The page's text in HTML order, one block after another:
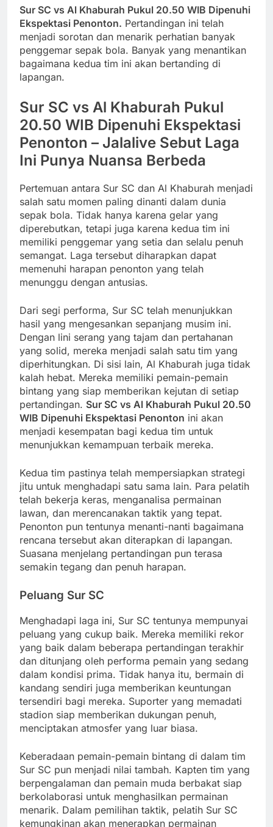
Sur SC vs Al Khaburah Pukul 20.50 WIB Dipenuhi
Ekspektasi Penonton. Pertandingan ini telah
menjadi sorotan dan menarik perhatian banyak
penggemar sepak bola. Banyak yang menantikan
bagaimana kedua tim ini akan bertanding di
lapangan.
Sur SC vs Al Khaburah Pukul
20.50 WIB Dipenuhi Ekspektasi
Penonton – Jalalive Sebut Laga
Ini Punya Nuansa Berbeda
Pertemuan antara Sur SC dan Al Khaburah menjadi
salah satu momen paling dinanti dalam dunia
sepak bola. Tidak hanya karena gelar yang
diperebutkan, tetapi juga karena kedua tim ini
memiliki penggemar yang setia dan selalu penuh
semangat. Laga tersebut diharapkan dapat
memenuhi harapan penonton yang telah
menunggu dengan antusias.
Dari segi performa, Sur SC telah menunjukkan
hasil yang mengesankan sepanjang musim ini.
Dengan lini serang yang tajam dan pertahanan
yang solid, mereka menjadi salah satu tim yang
diperhitungkan. Di sisi lain, Al Khaburah juga tidak
kalah hebat. Mereka memiliki pemain-pemain
bintang yang siap memberikan kejutan di setiap
pertandingan. Sur SC vs Al Khaburah Pukul 20.50
WIB Dipenuhi Ekspektasi Penonton ini akan
menjadi kesempatan bagi kedua tim untuk
menunjukkan kemampuan terbaik mereka.
Kedua tim pastinya telah mempersiapkan strategi
jitu untuk menghadapi satu sama lain. Para pelatih
telah bekerja keras, menganalisa permainan
lawan, dan merencanakan taktik yang tepat.
Penonton pun tentunya menanti-nanti bagaimana
rencana tersebut akan diterapkan di lapangan.
Suasana menjelang pertandingan pun terasa
semakin tegang dan penuh harapan.
Peluang Sur SC
Menghadapi laga ini, Sur SC tentunya mempunyai
peluang yang cukup baik. Mereka memiliki rekor
yang baik dalam beberapa pertandingan terakhir
dan ditunjang oleh performa pemain yang sedang
dalam kondisi prima. Tidak hanya itu, bermain di
kandang sendiri juga memberikan keuntungan
tersendiri bagi mereka. Suporter yang memadati
stadion siap memberikan dukungan penuh,
menciptakan atmosfer yang luar biasa.
Keberadaan pemain-pemain bintang di dalam tim
Sur SC pun menjadi nilai tambah. Kapten tim yang
berpengalaman dan pemain muda berbakat siap
berkolaborasi untuk menghasilkan permainan
menarik. Dalam pemilihan taktik, pelatih Sur SC
kemungkinan akan menerapkan permainan